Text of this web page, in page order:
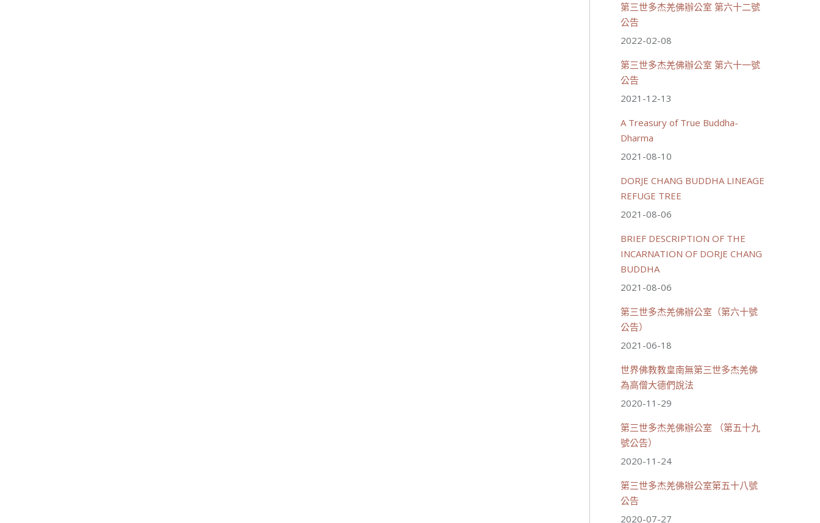
心會金龜山三寶殿... 觀看更多
分享
第三世多杰羌佛辦公室 第六十二號
公告
2022-02-08
第三世多杰羌佛辦公室 第六十一號
公告
2021-12-13
A Treasury of True Buddha-
Dharma
2021-08-10
DORJE CHANG BUDDHA LINEAGE
REFUGE TREE
2021-08-06
BRIEF DESCRIPTION OF THE
INCARNATION OF DORJE CHANG
BUDDHA
2021-08-06
第三世多杰羌佛辦公室（第六十號
公告）
2021-06-18
世界佛教教皇南無第三世多杰羌佛
為高僧大德們說法
2020-11-29
第三世多杰羌佛辦公室 （第五十九
號公告）
2020-11-24
第三世多杰羌佛辦公室第五十八號
公告
2020-07-27